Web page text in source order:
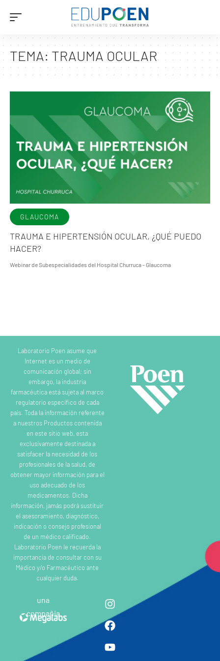
TEMA: TRAUMA OCULAR
GLAUCOMA
TRAUMA E HIPERTENSIÓN OCULAR, ¿QUÉ PUEDO
HACER?
Webinar de Subespecialidades del Hospital Churruca - Glaucoma
Laboratorio Poen asume que
Internet es un medio de
comunicación global; sin
embargo, la industria
farmacéutica está sujeta al marco
regulatorio específico de cada
país. Toda la información referente
a nuestros Productos contenida
en este sitio web, esta
exclusivamente destinada a
satisfacer la necesidad de los
profesionales de la salud, de
obtener mayor información para el
uso adecuado de los
medicamentos. Dicha
información, jamás podrá sustituir
el asesoramiento, diagnóstico,
indicación o consejo profesional
de un médico calificado.
Laboratorio Poen le recuerda la
importancia de consultar con su
Médico y/o Farmacéutico ante
cualquier duda.
una
compañia